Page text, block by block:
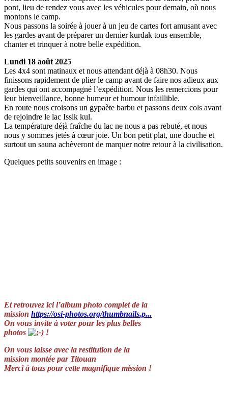
pont, lieu de rendez vous avec les véhicules pour demain, où nous
montons le camp.
Nous passons la soirée à jouer à un jeu de cartes fort amusant avec
les gardes avant de préparer un dernier kurdak tous ensemble,
chanter et trinquer à notre belle expédition.
Lundi 18 août 2025
Les 4x4 sont matinaux et nous attendant déjà à 08h30. Nous
finissons rapidement de plier le camp avant de faire nos adieux aux
gardes qui ont accompagné l’expédition. Nous les remercions pour
leur bienveillance, bonne humeur et humour infaillible.
En route nous croisons un gypaète barbu et passons deux cols avant
de rejoindre le lac Issik kul.
La température déjà fraîche du lac ne nous a pas rebuté, et nous
nous y sommes jetés à cœur joie. Un bon petit plat, une douche et
surtout un sauna achèveront de marquer notre retour à la civilisation.
Quelques petits souvenirs en image :
Et retrouvez ici l’album photo complet de la
mission https://osi-photos.org/thumbnails.p...
On vous invite à voter pour les plus belles
photos
!
On vous laisse avec la restitution de la
mission montée par Titouan
Merci à tous pour cette magnifique mission !